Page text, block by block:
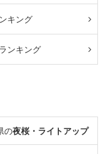
キング
ランキング
の夜桜・ライトアップ